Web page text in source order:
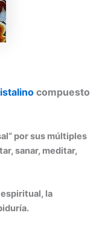
compuesto
por sus múltiples
sanar, meditar,
la